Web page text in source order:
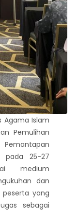
Agama Islam
Pemulihan
Pemantapan
pada 25-27
medium
dan
yang
sebagai